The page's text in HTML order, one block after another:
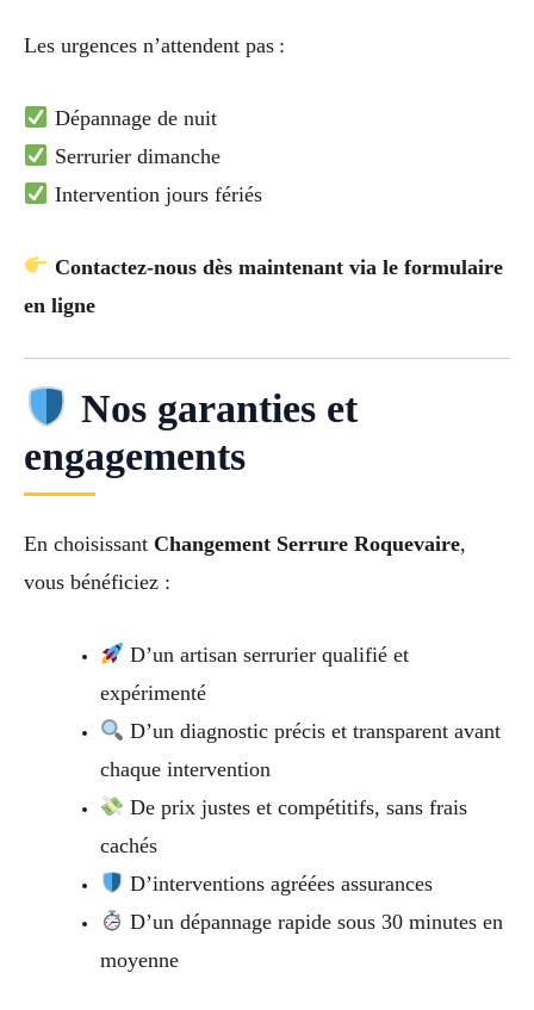
Les urgences n’attendent pas :
Dépannage de nuit
Serrurier dimanche
Intervention jours fériés
Contactez-nous dès maintenant via le formulaire
en ligne
Nos garanties et
engagements
En choisissant Changement Serrure Roquevaire,
vous bénéficiez :
D’un artisan serrurier qualifié et
expérimenté
D’un diagnostic précis et transparent avant
chaque intervention
De prix justes et compétitifs, sans frais
cachés
D’interventions agréées assurances
D’un dépannage rapide sous 30 minutes en
moyenne